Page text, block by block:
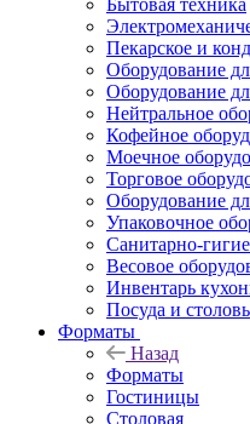
Бытовая техника
Пекарское и
Оборудование
Оборудование
Нейтральное
Кофейное
Моечное
Торговое
Оборудование
Упаковочное
Санитарно-
Весовое
Инвентарь
Посуда и
Форматы
Назад
Форматы
Гостиницы
Столовая